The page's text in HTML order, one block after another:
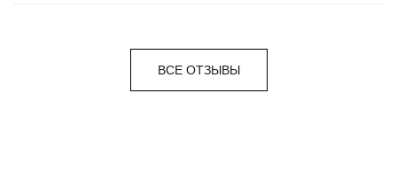
ВСЕ ОТЗЫВЫ